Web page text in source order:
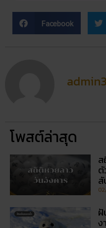
Facebook
โพสต์ล่าสุด
ส
ตั
ฝั
ง